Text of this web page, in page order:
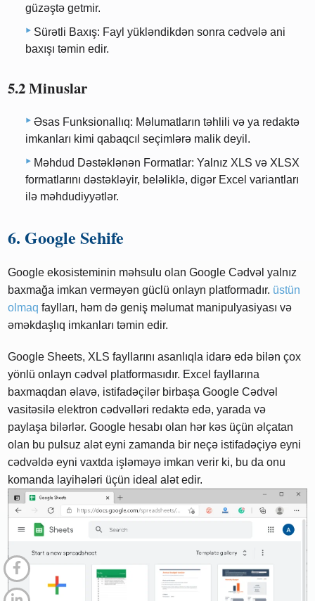
güzəştə getmir.
Sürətli Baxış: Fayl yükləndikdən sonra cədvələ ani
baxışı təmin edir.
5.2 Minuslar
Əsas Funksionallıq: Məlumatların təhlili və ya redaktə
imkanları kimi qabaqcıl seçimlərə malik deyil.
Məhdud Dəstəklənən Formatlar: Yalnız XLS və XLSX
formatlarını dəstəkləyir, beləliklə, digər Excel variantları
ilə məhdudiyyətlər.
6. Google Sehife
Google ekosisteminin məhsulu olan Google Cədvəl yalnız
baxmağa imkan verməyən güclü onlayn platformadır. üstün
olmaq faylları, həm də geniş məlumat manipulyasiyası və
əməkdaşlıq imkanları təmin edir.
Google Sheets, XLS fayllarını asanlıqla idarə edə bilən çox
yönlü onlayn cədvəl platformasıdır. Excel fayllarına
baxmaqdan əlavə, istifadəçilər birbaşa Google Cədvəl
vasitəsilə elektron cədvəlləri redaktə edə, yarada və
paylaşa bilərlər. Google hesabı olan hər kəs üçün əlçatan
olan bu pulsuz alət eyni zamanda bir neçə istifadəçiyə eyni
cədvəldə eyni vaxtda işləməyə imkan verir ki, bu da onu
komanda layihələri üçün ideal alət edir.